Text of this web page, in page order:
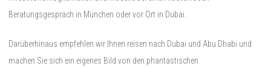
Beratungsgespräch in München oder vor Ort in Dubai.
Darüberhinaus empfehlen wir Ihnen reisen nach Dubai und Abu Dhabi und
machen Sie sich ein eigenes Bild von den phantastischen